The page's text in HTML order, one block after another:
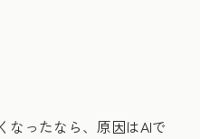
なったなら、原因はAIで